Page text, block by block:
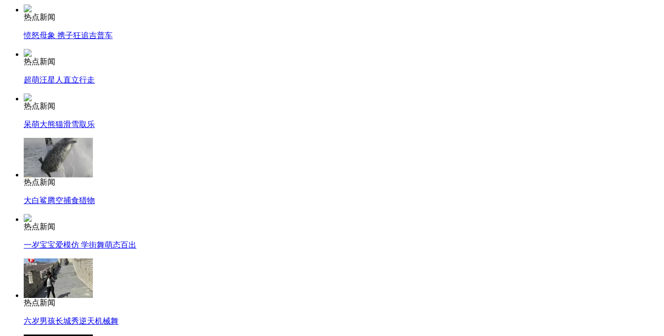
热点新闻
愤怒母象 携子狂追吉普车
热点新闻
超萌汪星人直立行走
热点新闻
呆萌大熊猫滑雪取乐
热点新闻
大白鲨腾空捕食猎物
热点新闻
一岁宝宝爱模仿 学街舞萌态百出
热点新闻
六岁男孩长城秀逆天机械舞